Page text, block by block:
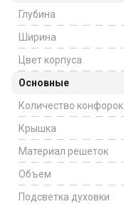
Глубина
Ширина
Цвет корпуса
Основные
Количество конфорок
Крышка
Материал решеток
Объем
Подсветка духовки